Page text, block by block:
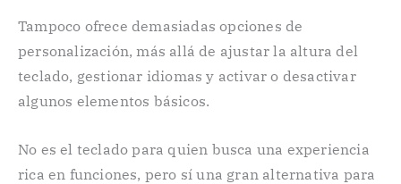
Tampoco ofrece demasiadas opciones de
personalización, más allá de ajustar la altura del
teclado, gestionar idiomas y activar o desactivar
algunos elementos básicos.
No es el teclado para quien busca una experiencia
rica en funciones, pero sí una gran alternativa para